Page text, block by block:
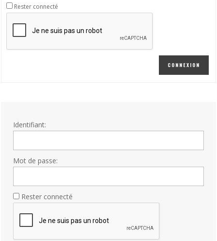
Rester connecté
CONNEXION
Identifiant:
Mot de passe:
Rester connecté